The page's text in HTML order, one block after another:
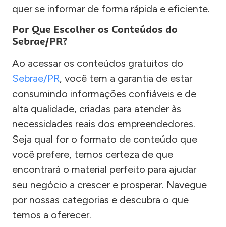
quer se informar de forma rápida e eficiente.
Por Que Escolher os Conteúdos do
Sebrae/PR?
Ao acessar os conteúdos gratuitos do
Sebrae/PR, você tem a garantia de estar
consumindo informações confiáveis e de
alta qualidade, criadas para atender às
necessidades reais dos empreendedores.
Seja qual for o formato de conteúdo que
você prefere, temos certeza de que
encontrará o material perfeito para ajudar
seu negócio a crescer e prosperar. Navegue
por nossas categorias e descubra o que
temos a oferecer.